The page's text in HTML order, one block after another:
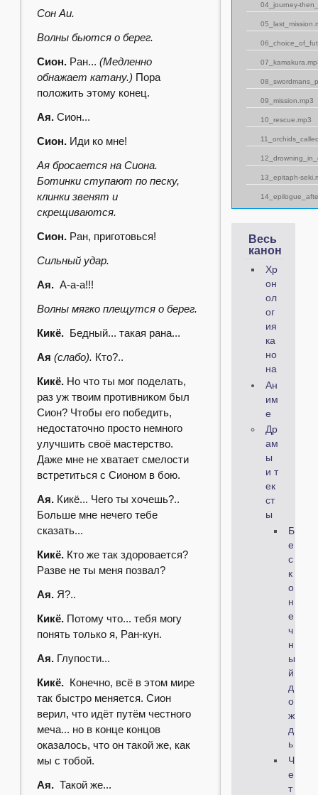
Сон Аи.
Волны бьются о берег.
Сион.Ран... (Медленно
обнажает катану.) Пора
положить этому конец.
Ая.Сион...
Сион.Иди ко мне!
Ая бросается на Сиона.
Ботинки ступают по песку,
клинки звенят и
скрещиваются.
Сион. Ран, приготовься!
Сильный удар.
Ая. А-а-а!!!
Волны мягко плещутся о берег.
Кикё. Бедный... такая рана...
Ая (слабо). Кто?..
Кикё. Но что ты мог поделать,
раз уж твоим противником был
Сион? Чтобы его победить,
недостаточно просто немного
улучшить своё мастерство.
Даже мне не хватает смелости
встретиться с Сионом в бою.
Ая.Кикё... Чего ты хочешь?..
Больше мне нечего тебе
сказать...
Кикё.Кто же так здоровается?
Разве не ты меня позвал?
Ая.Я?..
Кикё. Потому что... тебя могу
понять только я, Ран-кун.
Ая.Глупости...
Кикё. Конечно, всё в этом мире
так быстро меняется. Сион
верил, что идёт путём честного
меча... но в конце концов
оказалось, что он такой же, как
мы с тобой.
Ая. Такой же...
04_journey-
09_mission.mp3
10_rescue.mp3
13_epitaph-
Весь
канон
Хр
он
ол
ог
ия
ка
но
на
Ан
им
е
Др
ам
ы
и т
ек
ст
ы
Б
е
с
к
о
н
е
ч
н
ы
й
д
о
ж
д
ь
Ч
е
т